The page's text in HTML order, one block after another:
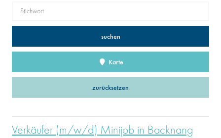
zurücksetzen
Karte
suchen
Verkäufer (m/w/d) Minijob in Backnang